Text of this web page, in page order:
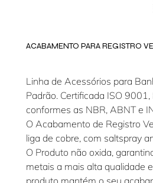
ACABAMENTO PARA REGISTRO
Linha de Acessórios para
Padrão. Certificada ISO
conformes as NBR, ABNT e
O Acabamento de Registro
liga de cobre, com saltspray
O Produto não oxida,
metais a mais alta qualidade
produto mantém o seu